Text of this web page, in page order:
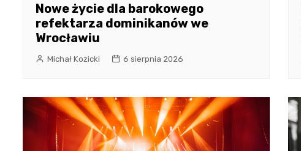
Nowe życie dla barokowego
refektarza dominikanów we
Wrocławiu
Michał Kozicki 6 sierpnia 2026